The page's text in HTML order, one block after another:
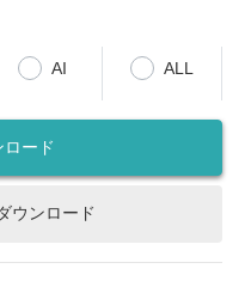
AI ALL
ロード
ウンロード